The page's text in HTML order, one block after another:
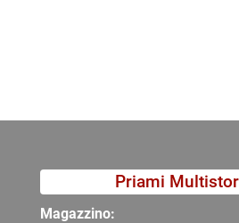
Priami
Magazzino: